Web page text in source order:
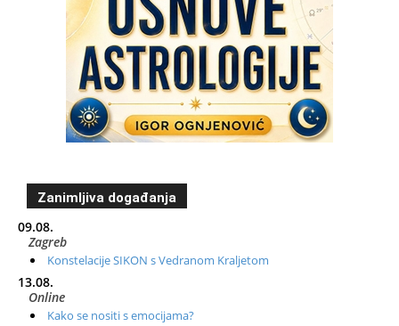
Zanimljiva događanja
09.08.
Zagreb
Konstelacije SIKON s Vedranom Kraljetom
13.08.
Online
Kako se nositi s emocijama?